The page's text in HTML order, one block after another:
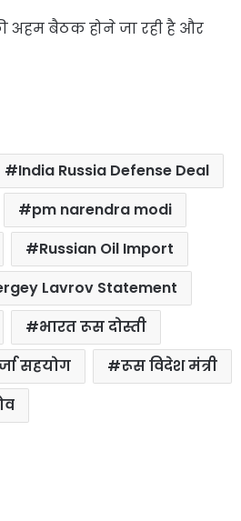
अहम बैठक होने जा रही है और
India Russia Defense Deal
pm narendra modi
Russian Oil Import
Lavrov Statement
भारत रूस दोस्ती
सहयोग
रूस विदेश मंत्री